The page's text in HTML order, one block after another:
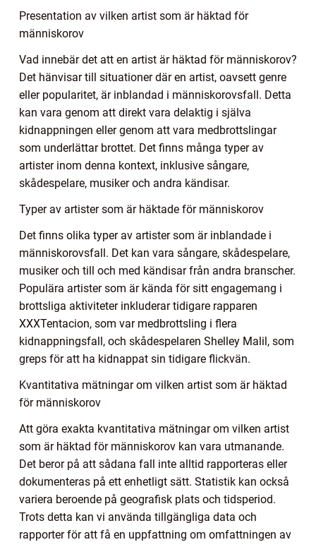
Presentation av vilken artist som är häktad för
människorov
Vad innebär det att en artist är häktad för människorov?
Det hänvisar till situationer där en artist, oavsett genre
eller popularitet, är inblandad i människorovsfall. Detta
kan vara genom att direkt vara delaktig i själva
kidnappningen eller genom att vara medbrottslingar
som underlättar brottet. Det finns många typer av
artister inom denna kontext, inklusive sångare,
skådespelare, musiker och andra kändisar.
Typer av artister som är häktade för människorov
Det finns olika typer av artister som är inblandade i
människorovsfall. Det kan vara sångare, skådespelare,
musiker och till och med kändisar från andra branscher.
Populära artister som är kända för sitt engagemang i
brottsliga aktiviteter inkluderar tidigare rapparen
XXXTentacion, som var medbrottsling i flera
kidnappningsfall, och skådespelaren Shelley Malil, som
greps för att ha kidnappat sin tidigare flickvän.
Kvantitativa mätningar om vilken artist som är häktad
för människorov
Att göra exakta kvantitativa mätningar om vilken artist
som är häktad för människorov kan vara utmanande.
Det beror på att sådana fall inte alltid rapporteras eller
dokumenteras på ett enhetligt sätt. Statistik kan också
variera beroende på geografisk plats och tidsperiod.
Trots detta kan vi använda tillgängliga data och
rapporter för att få en uppfattning om omfattningen av